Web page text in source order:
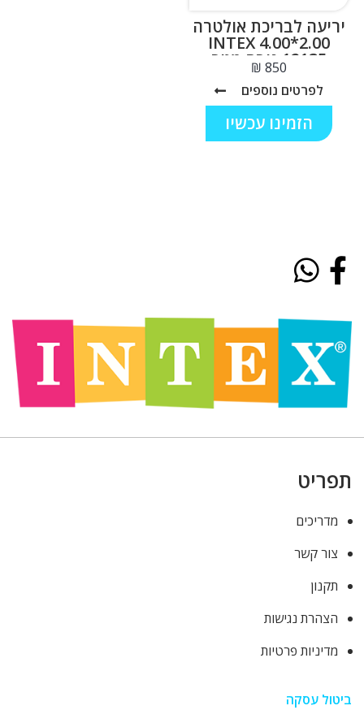
יריעה לבריכת אולטרה
2.00*4.00 INTEX
12135 גובה מטר
₪
לפרטים נוספים
הזמינו עכשיו
תפריט
מדריכים
צור קשר
תקנון
הצהרת נגישות
מדיניות פרטיות
ביטול עסקה